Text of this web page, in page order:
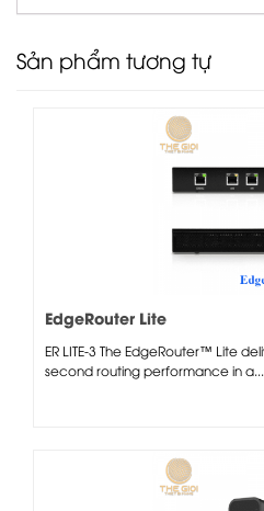
Sản phẩm tương tự
EdgeRouter Lite
ER LITE-3 The EdgeRouter™ Lite
second routing performance in a...